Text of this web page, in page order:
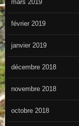
mars 2019
février 2019
janvier 2019
décembre 2018
novembre 2018
octobre 2018